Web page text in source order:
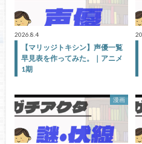
2026.8.4
【マリッジトキシン】声優一覧
早見表を作ってみた。｜アニメ
1期
漫画